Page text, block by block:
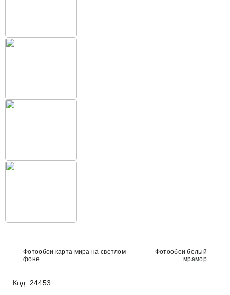
Фотообои карта мира на светлом
фоне
Фотообои белый
мрамор
Код: 24453